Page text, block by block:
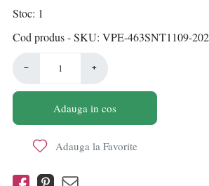
Stoc 1
Cod produs - SKU VPE-463SNT1109-
− +
Adauga in cos
Adauga la Favorite